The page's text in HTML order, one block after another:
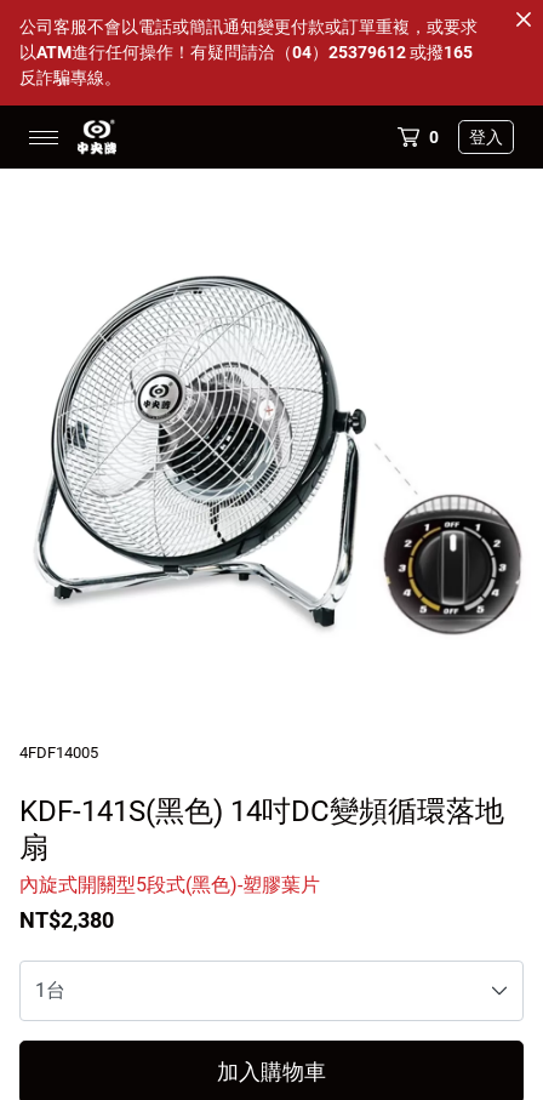
公司客服不會以電話或簡訊通知變更付款或訂單重複，或要求
以ATM進行任何操作！有疑問請洽（04）25379612 或撥165
反詐騙專線。
0 登入
DC變頻內旋式循環扇
超值方案組
配件小物
商店資訊
客戶服務
Line
4FDF14005
KDF-141S(黑色) 14吋DC變頻循環落地
扇
內旋式開關型5段式(黑色)-塑膠葉片
NT$2,380
加入購物車